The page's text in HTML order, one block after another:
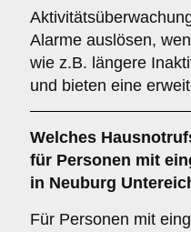
Alarme auslösen,
wie z.B. längere
und bieten eine
Welches
für Personen mit
in Neuburg
Für Personen mit